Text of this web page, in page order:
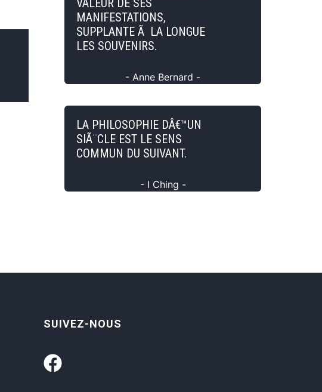
VALEUR DE SES
MANIFESTATIONS,
SUPPLANTE Ã LA LONGUE
LES SOUVENIRS.
- Anne Bernard -
LA PHILOSOPHIE DÂ€™UN
SIÃ¨CLE EST LE SENS
COMMUN DU SUIVANT.
- I Ching -
SUIVEZ-NOUS